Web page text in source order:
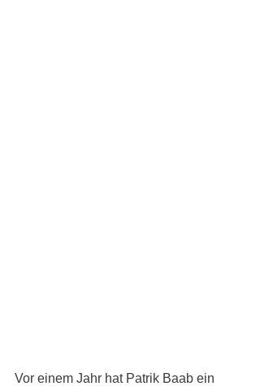
Vor einem Jahr hat Patrik Baab ein